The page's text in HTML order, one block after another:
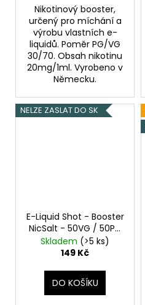
Nikotinový booster,
určený pro míchání a
výrobu vlastních e-
liquidů. Poměr PG/VG
30/70. Obsah nikotinu
20mg/1ml. Vyrobeno v
Německu.
NELZE ZASLAT DO SK
E-Liquid Shot - Booster
NicSalt - 50VG / 50PG
- 20mg - 10ml
Skladem (>5 ks)
149 Kč
DO KOŠÍKU